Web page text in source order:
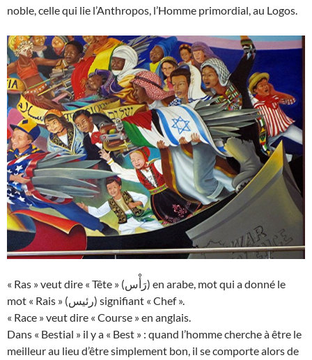
noble, celle qui lie l’Anthropos, l’Homme primordial, au Logos.
« Ras » veut dire « Tête » (رَأْس) en arabe, mot qui a donné le
mot « Rais » (رئيس) signifiant « Chef ».
« Race » veut dire « Course » en anglais.
Dans « Bestial » il y a « Best » : quand l’homme cherche à être le
meilleur au lieu d’être simplement bon, il se comporte alors de